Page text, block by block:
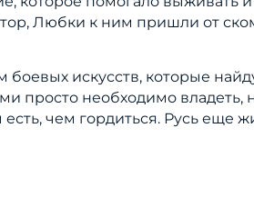
Любки к ним пришли от
искусств, которые
просто необходимо
чем гордиться. Русь еще